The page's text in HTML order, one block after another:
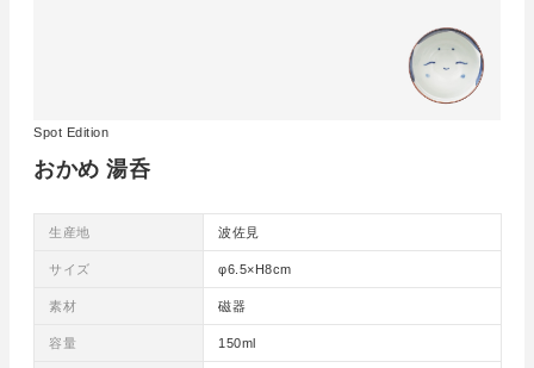
おかめ 湯呑
Spot Edition
生産地 波佐見
サイズ φ6.5×H8cm
素材 磁器
容量 150ml